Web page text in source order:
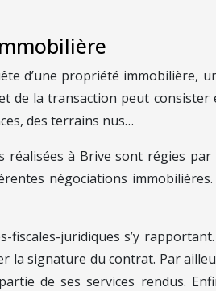
d’une propriété
de la transaction peut
des terrains nus…
à Brive sont régies
négociations
juridiques s’y
la signature du contrat. Par
de ses services rendus.